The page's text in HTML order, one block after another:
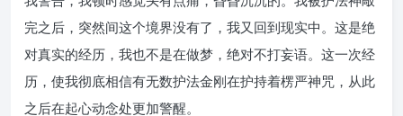
完之后，突然间这个境界没有了，我又回到现实中。这是绝
对真实的经历，我也不是在做梦，绝对不打妄语。这一次经
历，使我彻底相信有无数护法金刚在护持着楞严神咒，从此
之后在起心动念处更加警醒。